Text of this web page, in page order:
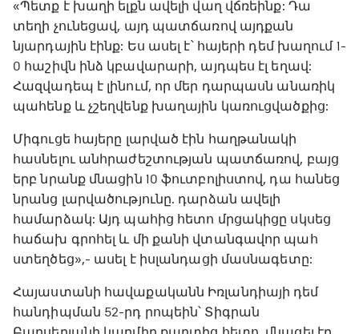
«Պետք է խաղի ելքն ավելի վաղ վճռեինք: Դա
տեղի չունեցավ, այդ պատճառով այդքան
նյարդային էինք: Ես ասել է՝ հայերի դեմ խաղում 1-
0 հաշիվն ինձ կբավարարի, այդպես էլ եղավ:
Հազվադեպ է լինում, որ մեր դարպասն անառիկ
պահենք և չշեղվենք խաղային կառուցվածքից:
Միգուցե հայերը լարված էին հաղթանակի
հասնելու անհրաժեշտության պատճառով, բայց
երբ նրանք մնացին 10 ֆուտբոլիստով, դա հանեց
նրանց լարվածությունը. դարձան ավելի
համարձակ: Այդ պահից հետո մրցակիցը սկսեց
հաճախ գրոհել և մի քանի վտանգավոր պահ
ստեղծեց»,- ասել է իսլանդացի մասնագետը:
Հայաստանի հավաքականն Իռլանդիայի դեմ
հանդիպման 52-րդ րոպեին՝ Տիգրան